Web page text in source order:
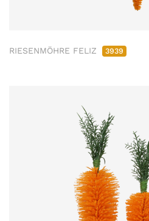
RIESENMÖHRE FELIZ 3939